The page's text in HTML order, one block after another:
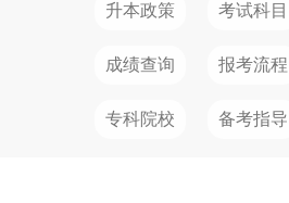
升本政策 考试科目
成绩查询 报考流程
专科院校 备考指导